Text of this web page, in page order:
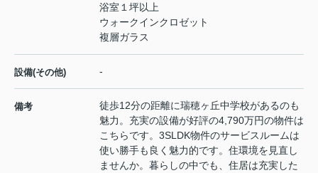
浴室１坪以上
ウォークインクロゼット
複層ガラス
設備(その他) -
備考
徒歩12分の距離に瑞穂ヶ丘中学校があるのも
魅力。充実の設備が好評の4,790万円の物件は
こちらです。3SLDK物件のサービスルームは
使い勝手も良く魅力的です。住環境を見直し
ませんか。暮らしの中でも、住居は充実した